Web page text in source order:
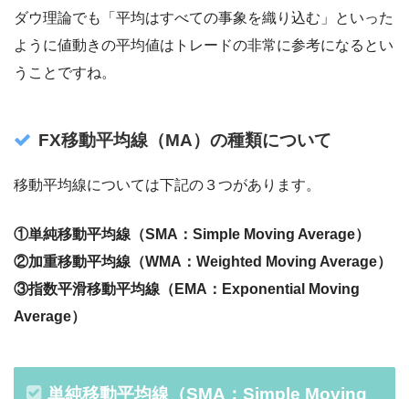
ダウ理論でも「平均はすべての事象を織り込む」といった
ように値動きの平均値はトレードの非常に参考になるとい
うことですね。
FX移動平均線（MA） の種類について
移動平均線については下記の３つがあります。
①単純移動平均線（SMA：Simple Moving Average）
②加重移動平均線（WMA：Weighted Moving Average）
③指数平滑移動平均線（EMA：Exponential Moving
Average）
単純移動平均線（SMA：Simple Moving